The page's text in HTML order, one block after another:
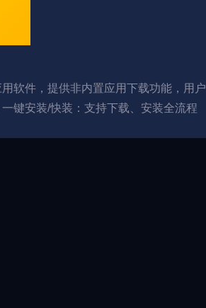
软件，提供‌非内置应用下载‌功能，用户
键安装/快装‌：支持下载、安装全流程